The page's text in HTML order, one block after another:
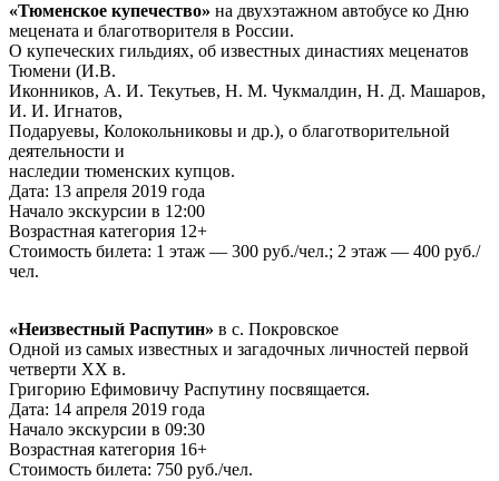
«Тюменское купечество» на двухэтажном автобусе ко Дню
мецената и благотворителя в России.
О купеческих гильдиях, об известных династиях меценатов
Тюмени (И.В.
Иконников, А. И. Текутьев, Н. М. Чукмалдин, Н. Д. Машаров,
И. И. Игнатов,
Подаруевы, Колокольниковы и др.), о благотворительной
деятельности и
наследии тюменских купцов.
Дата: 13 апреля 2019 года
Начало экскурсии в 12:00
Возрастная категория 12+
Стоимость билета: 1 этаж — 300 руб./чел.; 2 этаж — 400 руб./
чел.
«Неизвестный Распутин» в с. Покровское
Одной из самых известных и загадочных личностей первой
четверти XX в.
Григорию Ефимовичу Распутину посвящается.
Дата: 14 апреля 2019 года
Начало экскурсии в 09:30
Возрастная категория 16+
Стоимость билета: 750 руб./чел.